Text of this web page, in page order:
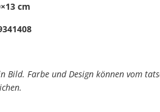
cm
Bild. Farbe und Design können vom